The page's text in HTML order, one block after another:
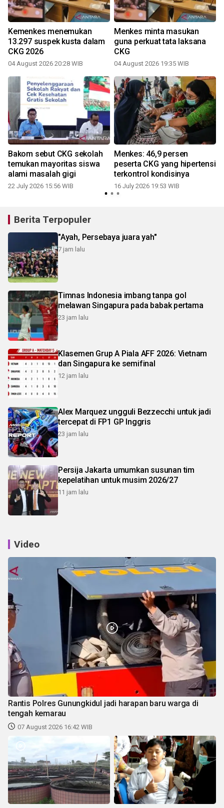
Kemenkes menemukan
13.297 suspek kusta dalam
CKG 2026
04 August 2026 20:28 WIB
Menkes minta masukan
guna perkuat tata laksana
CKG
04 August 2026 19:35 WIB
Bakom sebut CKG sekolah
temukan mayoritas siswa
alami masalah gigi
22 July 2026 15:56 WIB
Menkes: 46,9 persen
peserta CKG yang hipertensi
terkontrol kondisinya
16 July 2026 19:53 WIB
Berita Terpopuler
"Ayah, Persebaya juara yah"
7 jam lalu
Timnas Indonesia imbang tanpa gol
melawan Singapura pada babak pertama
23 jam lalu
Klasemen Grup A Piala AFF 2026: Vietnam
dan Singapura ke semifinal
12 jam lalu
Alex Marquez ungguli Bezzecchi untuk jadi
tercepat di FP1 GP Inggris
23 jam lalu
Persija Jakarta umumkan susunan tim
kepelatihan untuk musim 2026/27
11 jam lalu
Video
Rantis Polres Gunungkidul jadi harapan baru warga di
tengah kemarau
07 August 2026 16:42 WIB